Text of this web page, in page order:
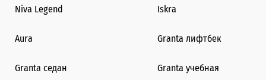
Niva Legend Iskra
Aura Granta лифтбек
Granta седан Granta учебная